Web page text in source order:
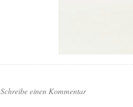
Schreibe einen Kommentar